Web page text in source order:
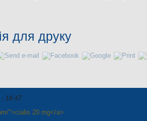
для друку
18:47
">cialis 20 mg</a>